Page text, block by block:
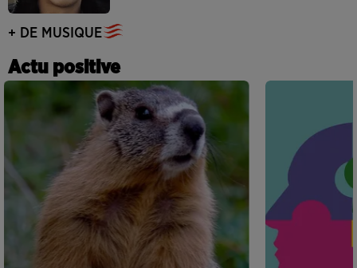
+ DE MUSIQUE
Actu positive